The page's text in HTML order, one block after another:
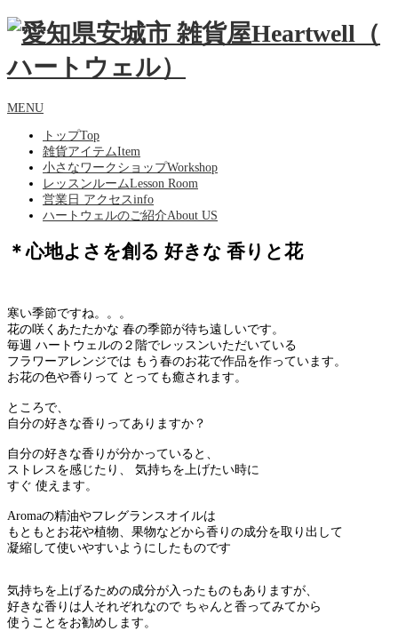
MENU
トップTop
雑貨アイテムItem
小さなワークショップWorkshop
レッスンルームLesson Room
営業日 アクセスinfo
ハートウェルのご紹介About US
＊心地よさを創る 好きな 香りと花
寒い季節ですね。。。
花の咲くあたたかな 春の季節が待ち遠しいです。
毎週 ハートウェルの２階でレッスンいただいている
フラワーアレンジでは もう春のお花で作品を作っています。
お花の色や香りって とっても癒されます。
ところで、
自分の好きな香りってありますか？
自分の好きな香りが分かっていると、
ストレスを感じたり、 気持ちを上げたい時に
すぐ 使えます。
Aromaの精油やフレグランスオイルは
もともとお花や植物、果物などから香りの成分を取り出して
凝縮して使いやすいようにしたものです
気持ちを上げるための成分が入ったものもありますが、
好きな香りは人それぞれなので ちゃんと香ってみてから
使うことをお勧めします。